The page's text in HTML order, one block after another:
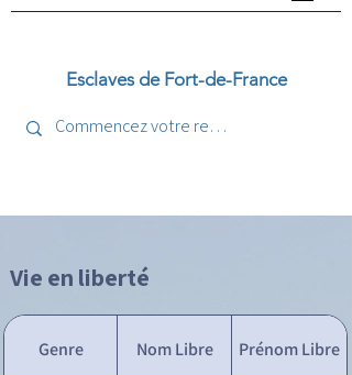
Esclaves de Fort-de-France
Vie en liberté
Genre Nom Libre Prénom Libre